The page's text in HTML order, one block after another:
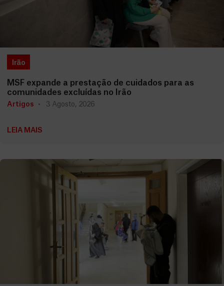
Irão
MSF expande a prestação de cuidados para as
comunidades excluídas no Irão
Artigos 3 Agosto, 2026
LEIA MAIS